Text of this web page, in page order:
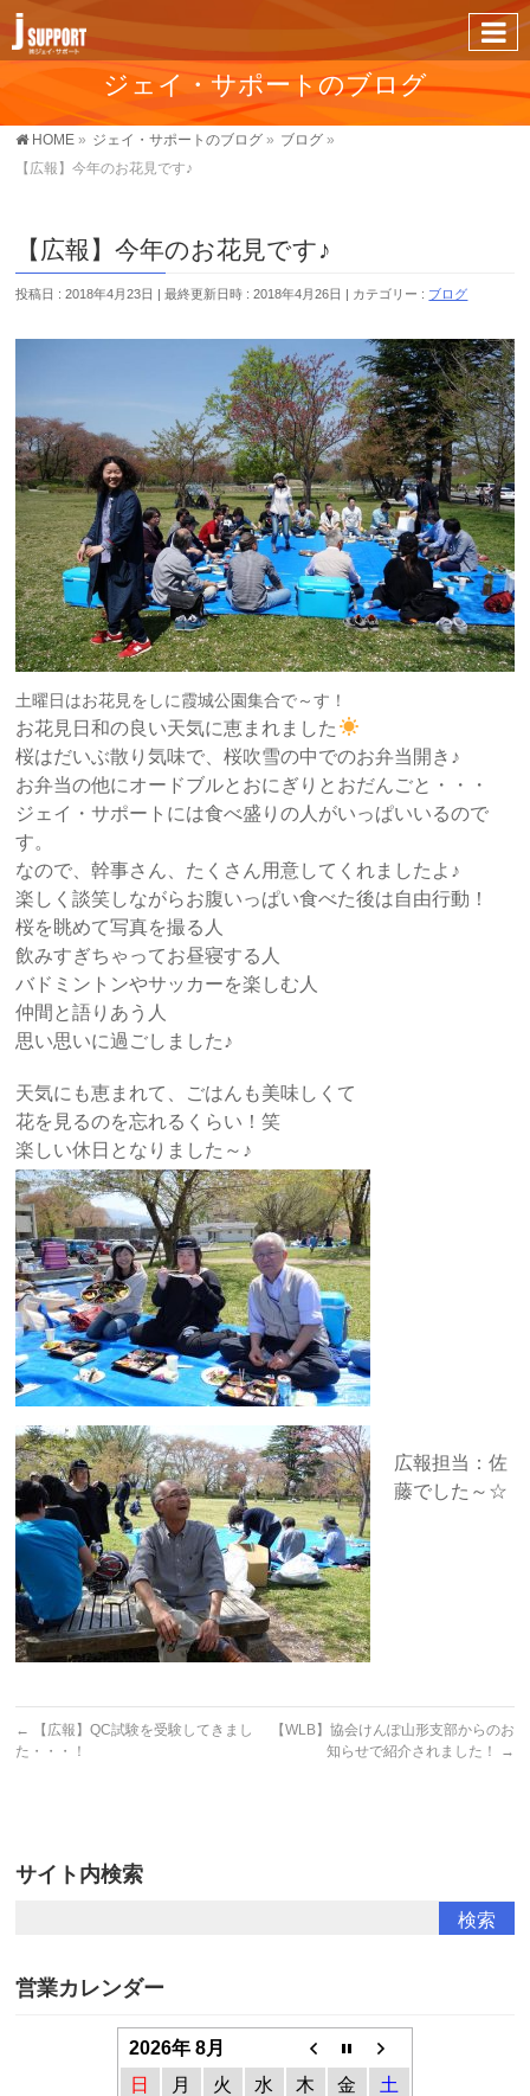
ジェイ・サポートのブログ
HOME » ジェイ・サポートのブログ » ブログ »
【広報】今年のお花見です♪
【広報】今年のお花見です♪
投稿日 : 2018年4月23日 最終更新日時 : 2018年4月26日 カテゴリー : ブログ
土曜日はお花見をしに霞城公園集合で～す！
お花見日和の良い天気に恵まれました
桜はだいぶ散り気味で、桜吹雪の中でのお弁当開き♪
お弁当の他にオードブルとおにぎりとおだんごと・・・
ジェイ・サポートには食べ盛りの人がいっぱいいるので
す。
なので、幹事さん、たくさん用意してくれましたよ♪
楽しく談笑しながらお腹いっぱい食べた後は自由行動！
桜を眺めて写真を撮る人
飲みすぎちゃってお昼寝する人
バドミントンやサッカーを楽しむ人
仲間と語りあう人
思い思いに過ごしました♪
天気にも恵まれて、ごはんも美味しくて
花を見るのを忘れるくらい！笑
楽しい休日となりました～♪
広報担当：佐
藤でした～☆
←
【広報】QC試験を受験してきまし
た・・・！
【WLB】協会けんぽ山形支部からのお
知らせで紹介されました！
→
サイト内検索
営業カレンダー
2026年 8月
日
月 火 水 木 金
土